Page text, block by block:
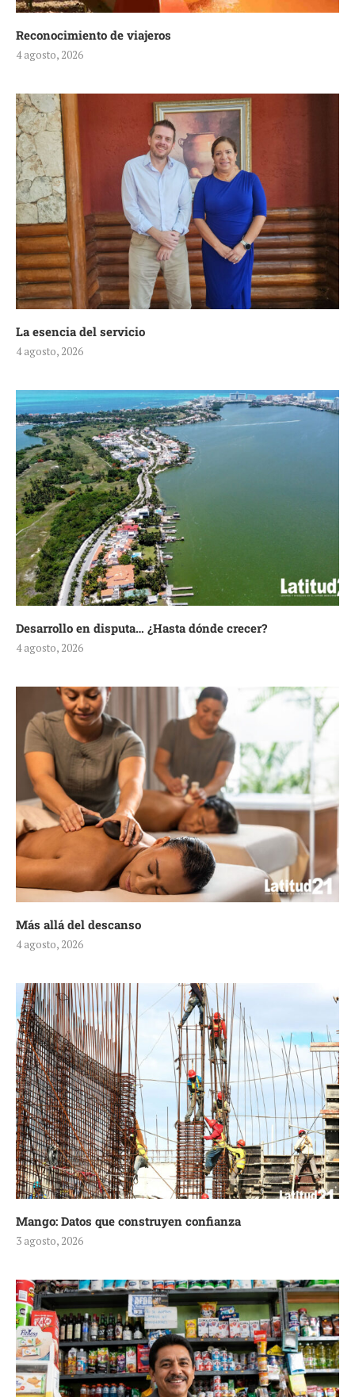
Reconocimiento de viajeros
4 agosto, 2026
La esencia del servicio
4 agosto, 2026
Desarrollo en disputa… ¿Hasta dónde crecer?
4 agosto, 2026
Más allá del descanso
4 agosto, 2026
Mango: Datos que construyen confianza
3 agosto, 2026